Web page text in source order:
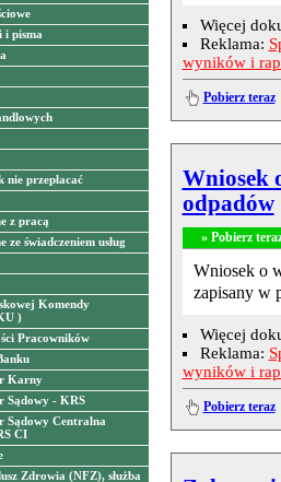
i pisma
nie przepłacać
z pracą
ze świadczeniem usług
Komendy
)
Pracowników
Karny
Sądowy - KRS
Sądowy Centralna
CI
Zdrowia (NFZ), służba
Więcej
Reklama:
wyników i
Pobierz teraz
Wniosek
odpadów
» Pobierz
Wniosek o
zapisany w
Więcej
Reklama:
wyników i
Pobierz teraz